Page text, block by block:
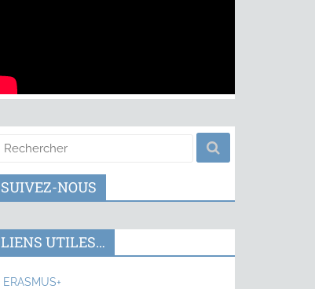
SUIVEZ-NOUS
LIENS UTILES…
ERASMUS+